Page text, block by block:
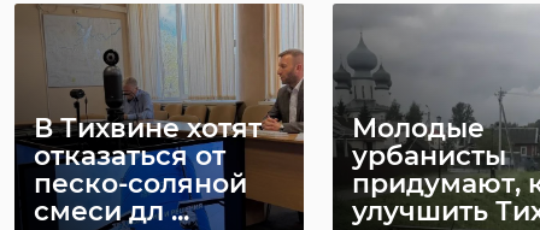
В Тихвине хотят
отказаться от
песко-соляной
смеси дл ...
Молодые
урбанисты
придумают,
улучшить